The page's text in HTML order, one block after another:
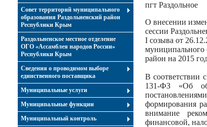
Совет территорий муниципального
образования Раздольненский район
Республики Крым
Раздольненское местное отделение
ОГО «Ассамблея народов России»
Республики Крым
Cведения о проводимом выборе
единственного поставщика
Муниципальные услуги
Муниципальные функции
Муниципальный контроль
пгт Раздольное
О внесении
сессии
І созыва от
муниципального
район на 2015
В соответствии
131-ФЗ «Об
формирования
внимание
финансовой,